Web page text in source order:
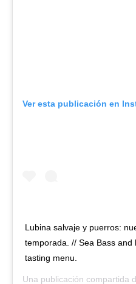
Ver esta publicación en
Lubina salvaje y puerros:
temporada. // Sea Bass
tasting menu.
Una publicación compartida